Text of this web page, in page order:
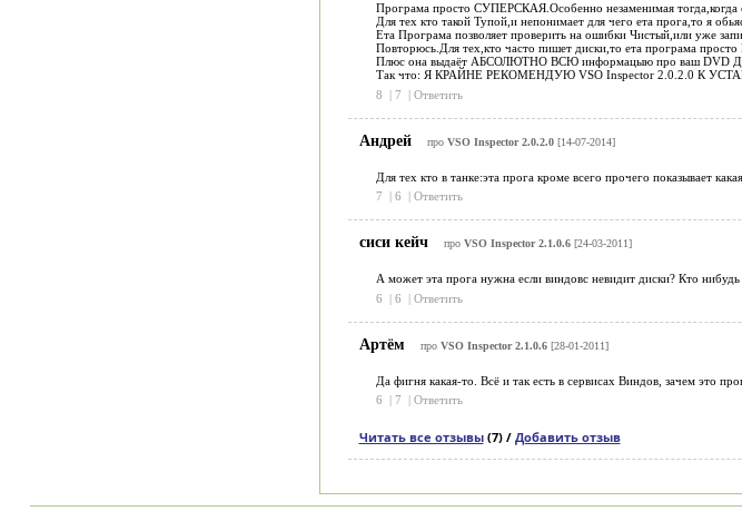
Програма просто СУПЕРСКАЯ.Особенно незаменимая
Для тех кто такой Тупой,и непонимает для чего ета прога,то я
Ета Програма позволяет проверить на ошибки Чистый,или уже
Повторюсь.Для тех,кто часто пишет диски,то ета програма
Плюс она выдаёт АБСОЛЮТНО ВСЮ информацыю про ваш DVD
Так что: Я КРАЙНЕ РЕКОМЕНДУЮ VSO Inspector 2.0.2.0 К
8
| 7 | Ответить
Андрей про VSO Inspector 2.0.2.0[14-07-2014]
Для тех кто в танке:эта прога кроме всего прочего показывает
7
6 Ответить
сиси кейч про VSO Inspector 2.1.0.6[24-03-2011]
А может эта прога нужна если виндовс невидит диски? Кто нибудь
6
| 6 | Ответить
Артём про VSO Inspector 2.1.0.6[28-01-2011]
Да фигня какая-то. Всё и так есть в сервисах Виндов, зачем это
6
7 Ответить
Читать все отзывы(7) / Добавить отзыв